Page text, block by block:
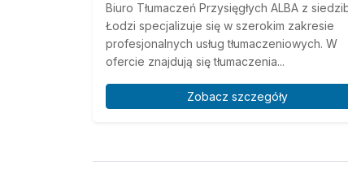
Biuro Tłumaczeń Przysięgłych ALBA z
Łodzi specjalizuje się w szerokim zakresie
profesjonalnych usług tłumaczeniowych. W
ofercie znajdują się tłumaczenia...
Zobacz szczegóły